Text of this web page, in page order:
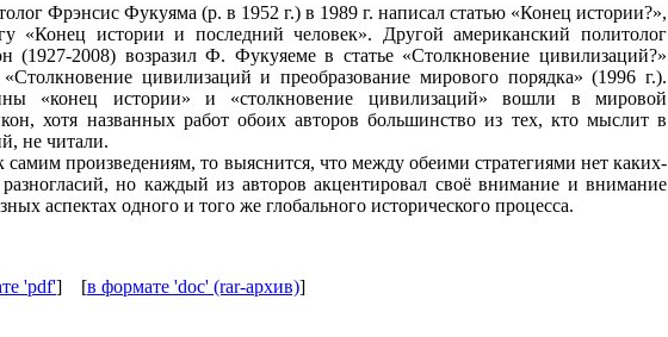
Фрэнсис Фукуяма (р. в 1952 г.) в 1989 г. написал статью «Конец истории?»,
истории и последний человек». Другой американский политолог
(1927-2008) возразил Ф. Фукуяеме в статье «Столкновение цивилизаций?»
цивилизаций и преобразование мирового порядка» (1996 г.).
«конец истории» и «столкновение цивилизаций» вошли в мировой
хотя названных работ обоих авторов большинство из тех, кто мыслит в
не читали.
самим произведениям, то выяснится, что между обеими стратегиями нет каких-
но каждый из авторов акцентировал своё внимание и внимание
аспектах одного и того же глобального исторического процесса.
'pdf'] [в формате 'doc' (rar-архив)]